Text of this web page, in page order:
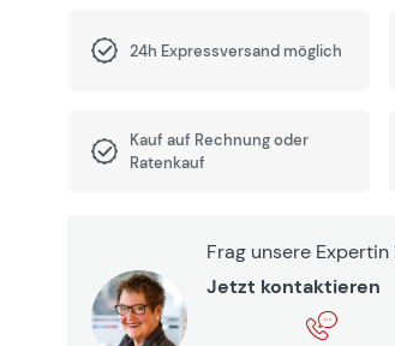
24h Expressversand möglich
Kauf auf Rechnung oder
Ratenkauf
Frag unsere
Jetzt kontaktieren